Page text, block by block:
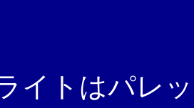
イトはパレ